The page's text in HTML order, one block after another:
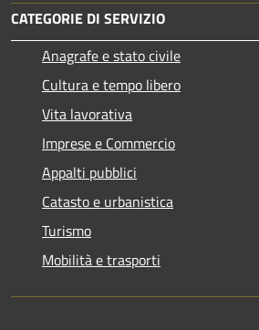
CATEGORIE DI SERVIZIO
Anagrafe e stato civile
Cultura e tempo libero
Vita lavorativa
Imprese e Commercio
Appalti pubblici
Catasto e urbanistica
Turismo
Mobilità e trasporti